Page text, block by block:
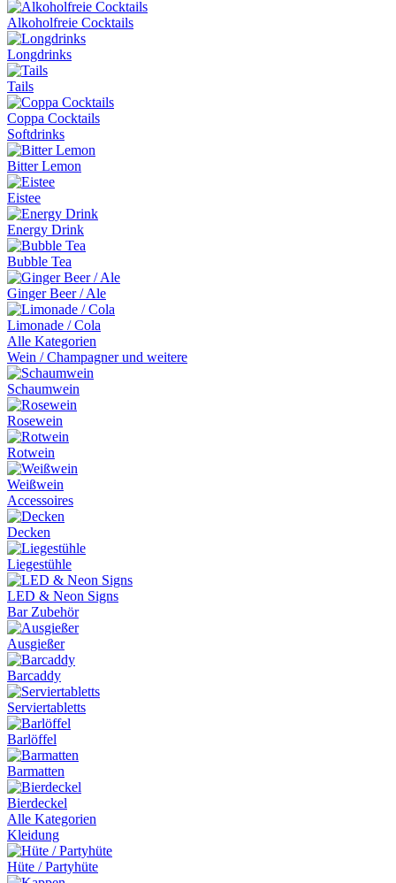
Alkoholfreie Cocktails
Longdrinks
Tails
Coppa Cocktails
Softdrinks
Bitter Lemon
Eistee
Energy Drink
Bubble Tea
Ginger Beer / Ale
Limonade / Cola
Alle Kategorien
Wein / Champagner und weitere
Schaumwein
Rosewein
Rotwein
Weißwein
Accessoires
Decken
Liegestühle
LED & Neon Signs
Bar Zubehör
Ausgießer
Barcaddy
Serviertabletts
Barlöffel
Barmatten
Bierdeckel
Alle Kategorien
Kleidung
Hüte / Partyhüte